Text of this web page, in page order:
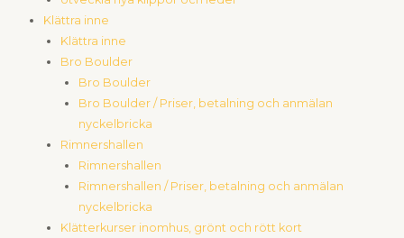
Klättra inne
Klättra inne
Bro Boulder
Bro Boulder
Bro Boulder / Priser, betalning och anmälan
nyckelbricka
Rimnershallen
Rimnershallen
Rimnershallen / Priser, betalning och anmälan
nyckelbricka
Klätterkurser inomhus, grönt och rött kort